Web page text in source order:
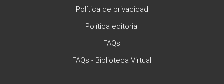
Política de privacidad
Política editorial
FAQs
FAQs - Biblioteca Virtual